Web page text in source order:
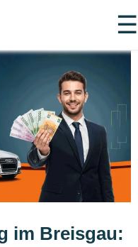
☰
im Breisgau: